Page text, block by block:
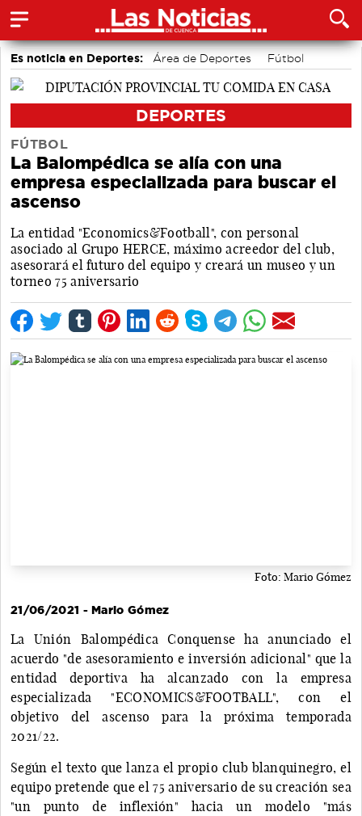
Es noticia en Deportes: Área de Deportes
Fútbol
Bolos conquenses
DEPORTES
FÚTBOL
La Balompédica se alía con una
empresa especializada para buscar el
ascenso
La entidad "Economics&Football", con personal
asociado al Grupo HERCE, máximo acreedor del club,
asesorará el futuro del equipo y creará un museo y un
torneo 75 aniversario
Foto: Mario Gómez
21/06/2021 - Mario Gómez
La Unión Balompédica Conquense ha anunciado el
acuerdo "de asesoramiento e inversión adicional" que la
entidad deportiva ha alcanzado con la empresa
especializada "ECONOMICS&FOOTBALL", con el
objetivo del ascenso para la próxima temporada
2021/22.
Según el texto que lanza el propio club blanquinegro, el
equipo pretende que el 75 aniversario de su creación sea
"un punto de inflexión" hacia un modelo "más